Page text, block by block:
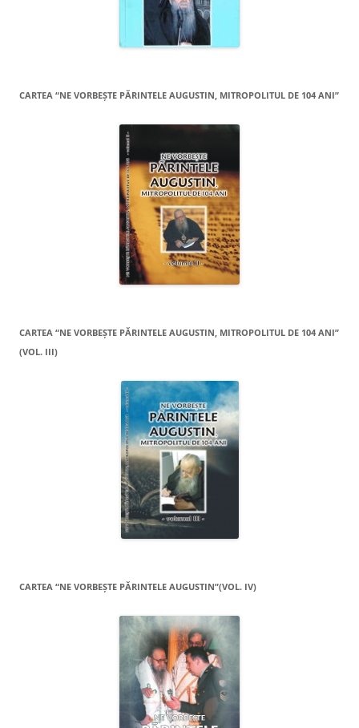
CARTEA “NE VORBEŞTE PĂRINTELE AUGUSTIN, MITROPOLITUL DE 104 ANI”
CARTEA “NE VORBEŞTE PĂRINTELE AUGUSTIN, MITROPOLITUL DE 104 ANI”
(VOL. III)
CARTEA “NE VORBEŞTE PĂRINTELE AUGUSTIN”(VOL. IV)